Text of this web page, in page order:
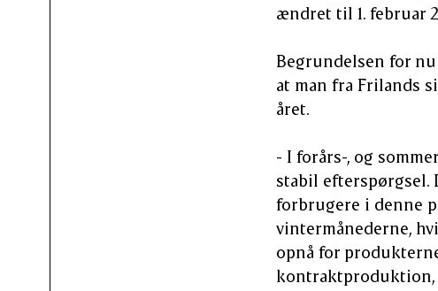
ændret til 1. februar
Begrundelsen for
at man fra Frilands
året.
- I forårs-, og
stabil efterspørgsel.
forbrugere i denne
vintermånederne,
opnå for
kontraktproduktion,